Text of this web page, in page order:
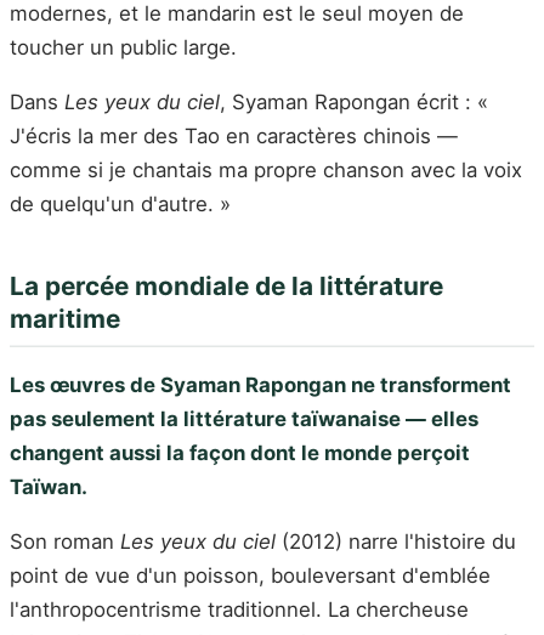
modernes, et le mandarin est le seul moyen de
toucher un public large.
Dans Les yeux du ciel, Syaman Rapongan écrit : «
J'écris la mer des Tao en caractères chinois —
comme si je chantais ma propre chanson avec la voix
de quelqu'un d'autre. »
La percée mondiale de la littérature
maritime
Les œuvres de Syaman Rapongan ne transforment
pas seulement la littérature taïwanaise — elles
changent aussi la façon dont le monde perçoit
Taïwan.
Son roman Les yeux du ciel (2012) narre l'histoire du
point de vue d'un poisson, bouleversant d'emblée
l'anthropocentrisme traditionnel. La chercheuse